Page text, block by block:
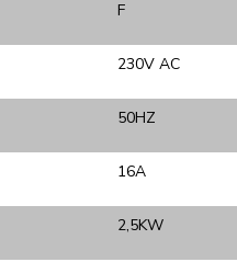
F
230V AC
50HZ
16A
2,5KW